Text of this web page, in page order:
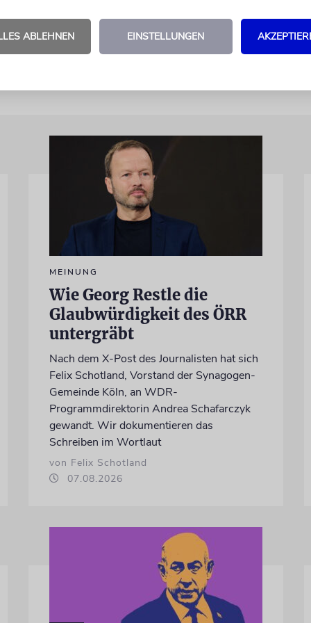
anerkannter Weinregion – eine weitere Etappe
MEINUNG
Wie Georg Restle die
Glaubwürdigkeit des ÖRR
untergräbt
Nach dem X-Post des Journalisten hat sich
Felix Schotland, Vorstand der Synagogen-
Gemeinde Köln, an WDR-
Programmdirektorin Andrea Schafarczyk
gewandt. Wir dokumentieren das
Schreiben im Wortlaut
von Felix Schotland
07.08.2026
ABLEHNEN EINSTELLUNGEN